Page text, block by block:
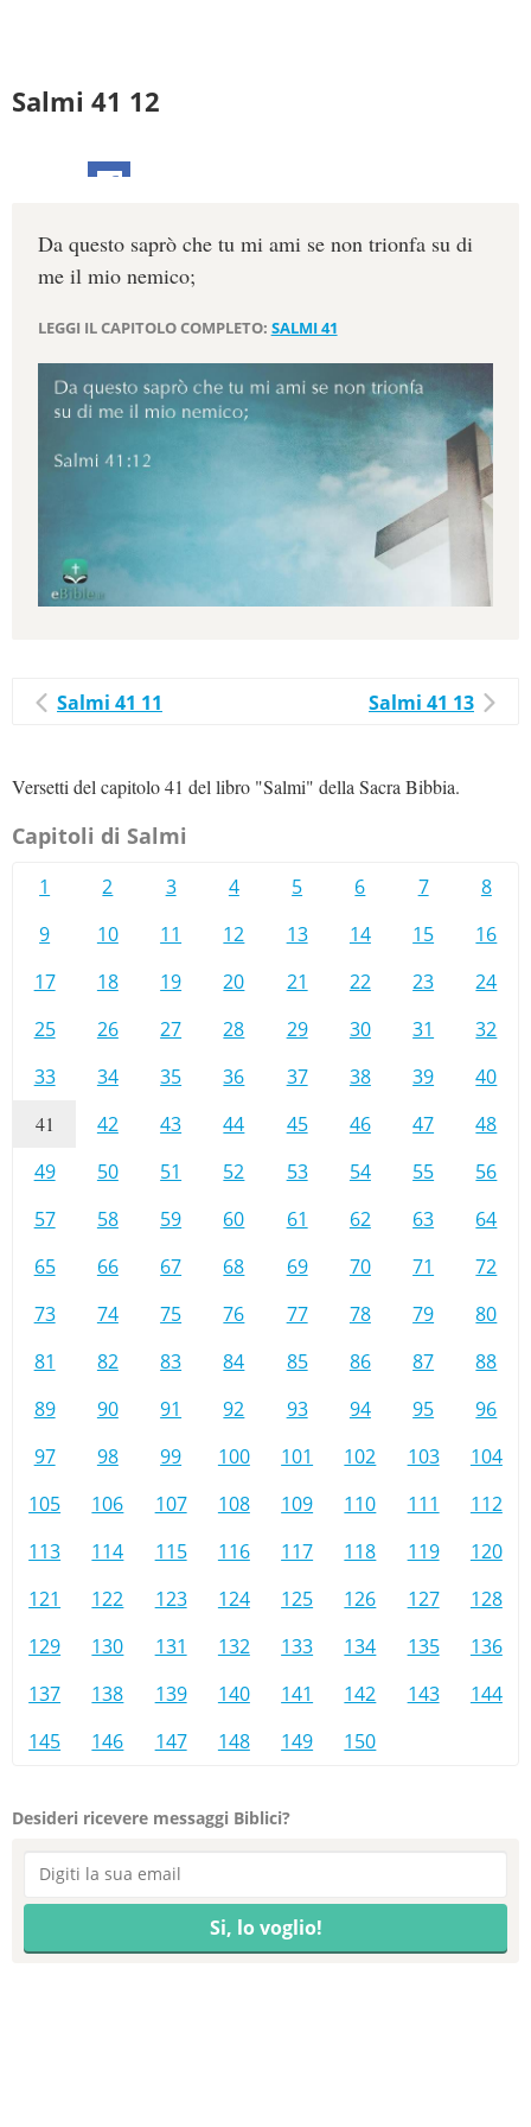
Salmi 41 12
Da questo saprò che tu mi ami se non trionfa su di
me il mio nemico;
LEGGI IL CAPITOLO COMPLETO: SALMI 41
Salmi 41 11 Salmi 41 13
Versetti del capitolo 41 del libro "Salmi" della Sacra Bibbia.
Capitoli di Salmi
1 2 3 4 5 6 7
8
9
10 11 12 13 14 15
16
17
18 19 20 21 22 23
24
25
26 27 28 29 30 31
32
33
34 35 36 37 38 39 40
41 42 43 44 45 46 47
48
49
50 51 52 53 54 55
56
57
58 59 60 61 62 63
64
65
66 67 68 69 70 71
72
73
74 75 76 77 78 79
80
81
82 83 84 85 86 87
88
89
90 91 92 93 94 95
96
97
98 99 100 101 102 103
104
105
106 107 108 109 110 111
112
113
114 115 116 117 118 119
120
121
122 123 124 125 126 127
128
129
130 131 132 133 134 135
136
137
138 139 140 141 142 143
144
145
146 147 148 149 150
Desideri ricevere messaggi Biblici?